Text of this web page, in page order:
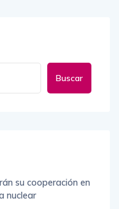
Buscar
su cooperación en
nuclear